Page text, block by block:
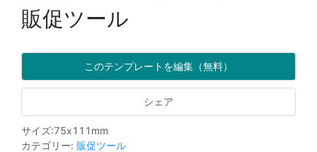
販促ツール
このテンプレートを編集（無料）
シェア
サイズ:75x111 mm
カテゴリー: 販促ツール